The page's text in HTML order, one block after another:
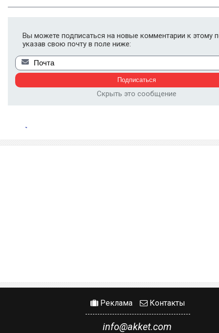
Вы можете подписаться на новые комментарии к этому
указав свою почту в поле ниже:
Скрыть это сообщение
Реклама Контакты
info@akket.com